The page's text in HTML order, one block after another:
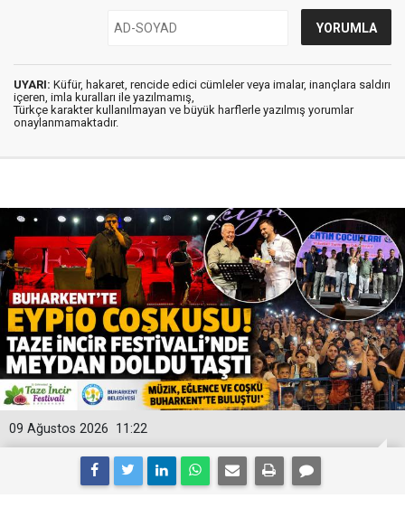
UYARI: Küfür, hakaret, rencide edici cümleler veya imalar, inançlara saldırı
içeren, imla kuralları ile yazılmamış,
Türkçe karakter kullanılmayan ve büyük harflerle yazılmış yorumlar
onaylanmamaktadır.
11:22
09 Ağustos 2026